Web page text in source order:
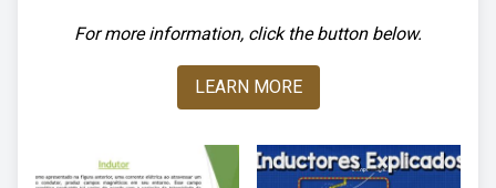
For more information, click the button below.
LEARN MORE